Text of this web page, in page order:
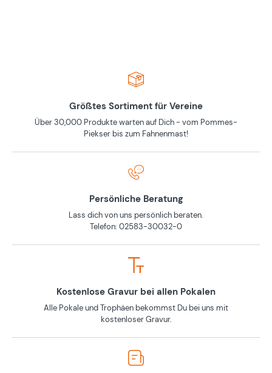
Größtes Sortiment für Vereine
Über 30,000 Produkte warten auf Dich - vom Pommes-
Piekser bis zum Fahnenmast!
Persönliche Beratung
Lass dich von uns persönlich beraten.
Telefon: 02583-30032-0
Kostenlose Gravur bei allen Pokalen
Alle Pokale und Trophäen bekommst Du bei uns mit
kostenloser Gravur.